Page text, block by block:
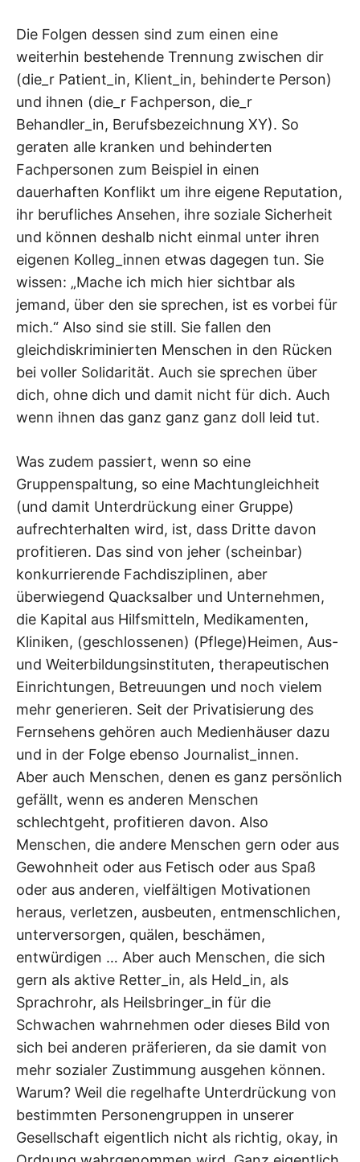
Die Folgen dessen sind zum einen eine
weiterhin bestehende Trennung zwischen dir
(die_r Patient_in, Klient_in, behinderte Person)
und ihnen (die_r Fachperson, die_r
Behandler_in, Berufsbezeichnung XY). So
geraten alle kranken und behinderten
Fachpersonen zum Beispiel in einen
dauerhaften Konflikt um ihre eigene Reputation,
ihr berufliches Ansehen, ihre soziale Sicherheit
und können deshalb nicht einmal unter ihren
eigenen Kolleg_innen etwas dagegen tun. Sie
wissen: „Mache ich mich hier sichtbar als
jemand, über den sie sprechen, ist es vorbei für
mich.“ Also sind sie still. Sie fallen den
gleichdiskriminierten Menschen in den Rücken
bei voller Solidarität. Auch sie sprechen über
dich, ohne dich und damit nicht für dich. Auch
wenn ihnen das ganz ganz ganz doll leid tut.
Was zudem passiert, wenn so eine
Gruppenspaltung, so eine Machtungleichheit
(und damit Unterdrückung einer Gruppe)
aufrechterhalten wird, ist, dass Dritte davon
profitieren. Das sind von jeher (scheinbar)
konkurrierende Fachdisziplinen, aber
überwiegend Quacksalber und Unternehmen,
die Kapital aus Hilfsmitteln, Medikamenten,
Kliniken, (geschlossenen) (Pflege)Heimen, Aus-
und Weiterbildungsinstituten, therapeutischen
Einrichtungen, Betreuungen und noch vielem
mehr generieren. Seit der Privatisierung des
Fernsehens gehören auch Medienhäuser dazu
und in der Folge ebenso Journalist_innen.
Aber auch Menschen, denen es ganz persönlich
gefällt, wenn es anderen Menschen
schlechtgeht, profitieren davon. Also
Menschen, die andere Menschen gern oder aus
Gewohnheit oder aus Fetisch oder aus Spaß
oder aus anderen, vielfältigen Motivationen
heraus, verletzen, ausbeuten, entmenschlichen,
unterversorgen, quälen, beschämen,
entwürdigen … Aber auch Menschen, die sich
gern als aktive Retter_in, als Held_in, als
Sprachrohr, als Heilsbringer_in für die
Schwachen wahrnehmen oder dieses Bild von
sich bei anderen präferieren, da sie damit von
mehr sozialer Zustimmung ausgehen können.
Warum? Weil die regelhafte Unterdrückung von
bestimmten Personengruppen in unserer
Gesellschaft eigentlich nicht als richtig, okay, in